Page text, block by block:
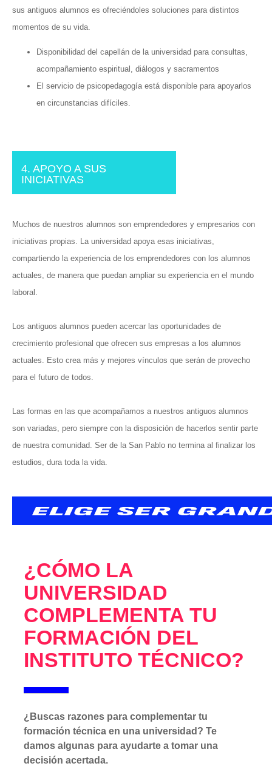
sus antiguos alumnos es ofreciéndoles soluciones para distintos
momentos de su vida.
Disponibilidad del capellán de la universidad para consultas,
acompañamiento espiritual, diálogos y sacramentos
El servicio de psicopedagogía está disponible para apoyarlos
en circunstancias difíciles.
4. APOYO A SUS
INICIATIVAS
Muchos de nuestros alumnos son emprendedores y empresarios con
iniciativas propias. La universidad apoya esas iniciativas,
compartiendo la experiencia de los emprendedores con los alumnos
actuales, de manera que puedan ampliar su experiencia en el mundo
laboral.
Los antiguos alumnos pueden acercar las oportunidades de
crecimiento profesional que ofrecen sus empresas a los alumnos
actuales. Esto crea más y mejores vínculos que serán de provecho
para el futuro de todos.
Las formas en las que acompañamos a nuestros antiguos alumnos
son variadas, pero siempre con la disposición de hacerlos sentir parte
de nuestra comunidad. Ser de la San Pablo no termina al finalizar los
estudios, dura toda la vida.
¿CÓMO LA
UNIVERSIDAD
COMPLEMENTA TU
FORMACIÓN DEL
INSTITUTO TÉCNICO?
¿Buscas razones para complementar tu
formación técnica en una universidad? Te
damos algunas para ayudarte a tomar una
decisión acertada.